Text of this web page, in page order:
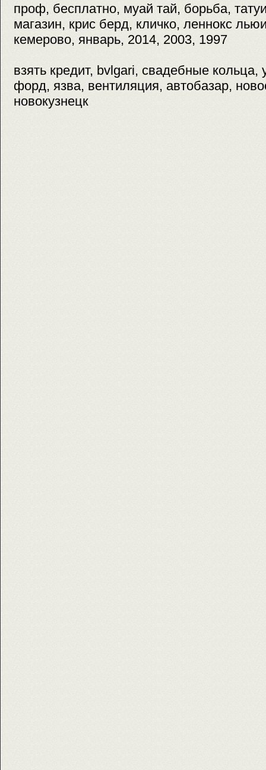
проф, бесплатно, муай тай, борьба,
магазин, крис берд, кличко, леннокс
кемерово, январь, 2014, 2003, 1997
взять кредит, bvlgari, свадебные кольца,
форд, язва, вентиляция, автобазар,
новокузнецк